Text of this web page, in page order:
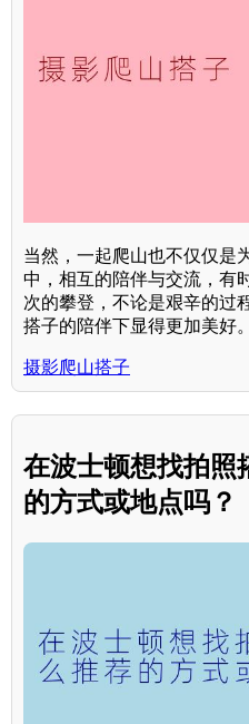
当然，一起爬山也不仅仅是
中，相互的陪伴与交流，有
次的攀登，不论是艰辛的过
搭子的陪伴下显得更加美好。
摄影爬山搭子
在波士顿想找拍照
的方式或地点吗？